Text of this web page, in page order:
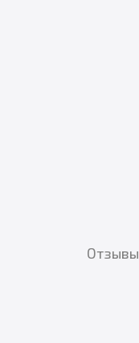
Отзывы